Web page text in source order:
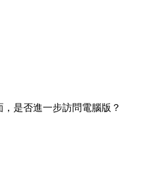
是否進一步訪問電腦版？